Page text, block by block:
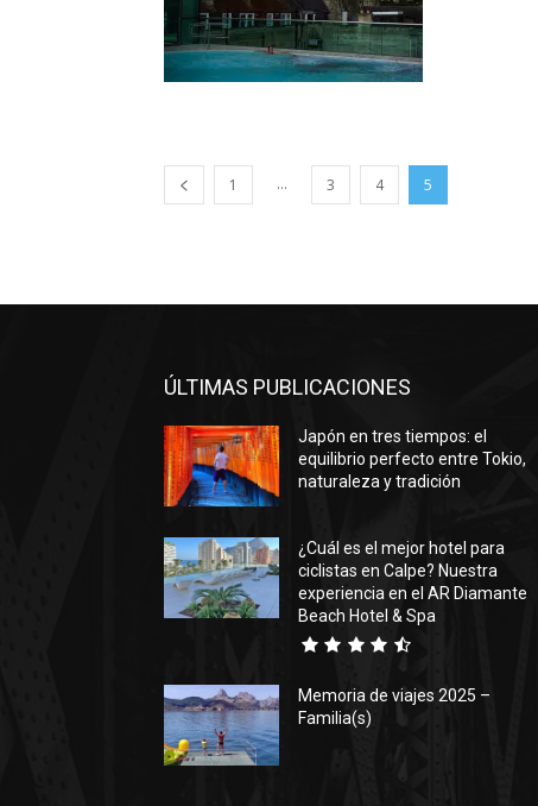
1 ... 3 4 5
ÚLTIMAS PUBLICACIONES
Japón en tres tiempos: el
equilibrio perfecto entre Tokio,
naturaleza y tradición
¿Cuál es el mejor hotel para
ciclistas en Calpe? Nuestra
experiencia en el AR Diamante
Beach Hotel & Spa
Memoria de viajes 2025 –
Familia(s)